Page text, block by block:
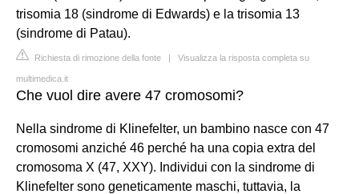
trisomia 18 (sindrome di Edwards) e la trisomia 13
(sindrome di Patau).
Richiesta di rimozione della fonte | Visualizza la risposta completa su
multimedica.it
Che vuol dire avere 47 cromosomi?
Nella sindrome di Klinefelter, un bambino nasce con 47
cromosomi anziché 46 perché ha una copia extra del
cromosoma X (47, XXY). Individui con la sindrome di
Klinefelter sono geneticamente maschi, tuttavia, la